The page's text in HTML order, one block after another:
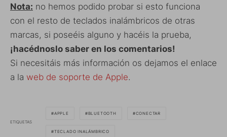
Nota: no hemos podido probar si esto funciona
con el resto de teclados inalámbricos de otras
marcas, si poseéis alguno y hacéis la prueba,
¡hacédnoslo saber en los comentarios!
Si necesitáis más información os dejamos el enlace
a la web de soporte de Apple.
ETIQUETAS
APPLE BLUETOOTH CONECTAR
TECLADO INALÁMBRICO